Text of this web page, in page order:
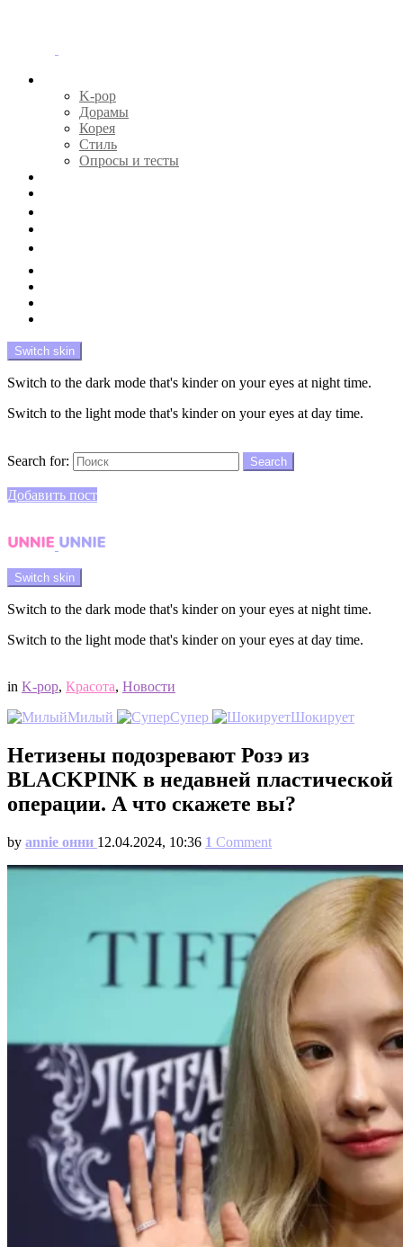
K-pop
Дорамы
Корея
Стиль
Опросы и тесты
Switch skin
Switch to the dark mode that's kinder on your eyes at night time.
Switch to the light mode that's kinder on your eyes at day time.
Search for:
Search
Добавить пост
Switch skin
Switch to the dark mode that's kinder on your eyes at night time.
Switch to the light mode that's kinder on your eyes at day time.
in K-pop, Красота, Новости
Милый
Супер Шокирует
Нетизены подозревают Розэ из
BLACKPINK в недавней пластической
операции. А что скажете вы?
by annie онни 12.04.2024, 10:36 1 Comment